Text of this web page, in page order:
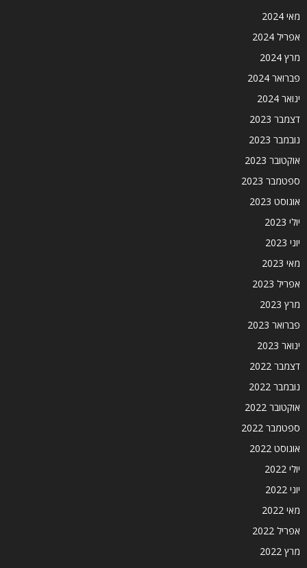
מאי 2024
אפריל 2024
מרץ 2024
פברואר 2024
ינואר 2024
דצמבר 2023
נובמבר 2023
אוקטובר 2023
ספטמבר 2023
אוגוסט 2023
יולי 2023
יוני 2023
מאי 2023
אפריל 2023
מרץ 2023
פברואר 2023
ינואר 2023
דצמבר 2022
נובמבר 2022
אוקטובר 2022
ספטמבר 2022
אוגוסט 2022
יולי 2022
יוני 2022
מאי 2022
אפריל 2022
מרץ 2022